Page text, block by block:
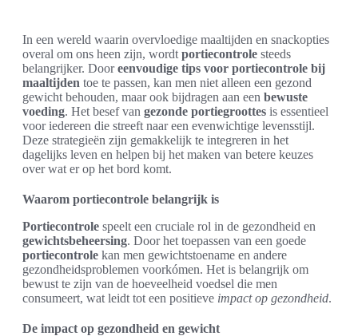
In een wereld waarin overvloedige maaltijden en snackopties
overal om ons heen zijn, wordt portiecontrole steeds
belangrijker. Dooreenvoudige tips voor portiecontrole bij
maaltijden toe te passen, kan men niet alleen een gezond
gewicht behouden, maar ook bijdragen aan een bewuste
voeding. Het besef van gezonde portiegroottes is essentieel
voor iedereen die streeft naar een evenwichtige levensstijl.
Deze strategieën zijn gemakkelijk te integreren in het
dagelijks leven en helpen bij het maken van betere keuzes
over wat er op het bord komt.
Waarom portiecontrole belangrijk is
Portiecontrole speelt een cruciale rol in de gezondheid en
gewichtsbeheersing. Door het toepassen van een goede
portiecontrole kan men gewichtstoename en andere
gezondheidsproblemen voorkómen. Het is belangrijk om
bewust te zijn van de hoeveelheid voedsel die men
consumeert, wat leidt tot een positieve impact op gezondheid.
De impact op gezondheid en gewicht